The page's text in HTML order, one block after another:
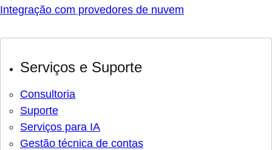
Integração com provedores de nuvem
Serviços e Suporte
Consultoria
Suporte
Serviços para IA
Gestão técnica de contas